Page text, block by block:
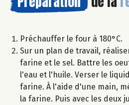
Préchauffer le four à 180°C.
Sur un plan de travail,
farine et le sel. Battre les
l'eau et l'huile. Verser le
farine. À l'aide d'une main,
la farine. Puis avec les deux